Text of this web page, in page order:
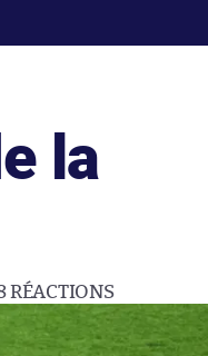
la
RÉACTIONS